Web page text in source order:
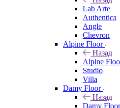
Lab Arte
Authentica
Angle
Chevron
Alpine Floor
Назад
Alpine
Studio
Villa
Damy Floor
Назад
Damy Floor